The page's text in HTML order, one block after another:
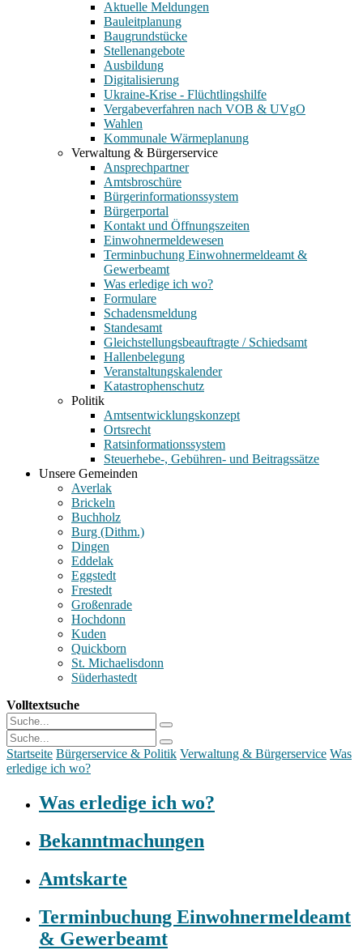
Aktuelle Meldungen
Bauleitplanung
Baugrundstücke
Stellenangebote
Ausbildung
Digitalisierung
Ukraine-Krise - Flüchtlingshilfe
Vergabeverfahren nach VOB & UVgO
Wahlen
Kommunale Wärmeplanung
Verwaltung & Bürgerservice
Ansprechpartner
Amtsbroschüre
Bürgerinformationssystem
Bürgerportal
Kontakt und Öffnungszeiten
Einwohnermeldewesen
Terminbuchung Einwohnermeldeamt &
Gewerbeamt
Was erledige ich wo?
Formulare
Schadensmeldung
Standesamt
Gleichstellungsbeauftragte / Schiedsamt
Hallenbelegung
Veranstaltungskalender
Katastrophenschutz
Politik
Amtsentwicklungskonzept
Ortsrecht
Ratsinformationssystem
Steuerhebe-, Gebühren- und Beitragssätze
Unsere Gemeinden
Averlak
Brickeln
Buchholz
Burg (Dithm.)
Dingen
Eddelak
Eggstedt
Frestedt
Großenrade
Hochdonn
Kuden
Quickborn
St. Michaelisdonn
Süderhastedt
Volltextsuche
Startseite Bürgerservice & Politik Verwaltung & Bürgerservice Was
erledige ich wo?
Was erledige ich wo?
Bekanntmachungen
Amtskarte
Terminbuchung Einwohnermeldeamt
& Gewerbeamt